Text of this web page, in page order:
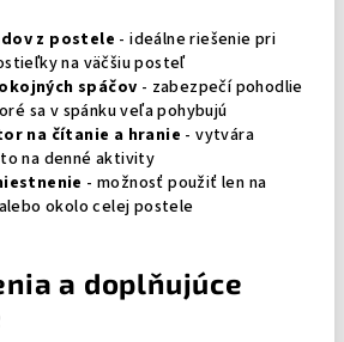
z postele - ideálne riešenie pri
na väčšiu posteľ
spáčov - zabezpečí pohodlie
sa v spánku veľa pohybujú
na čítanie a hranie - vytvára
na denné aktivity
- možnosť použiť len na
okolo celej postele
a doplňujúce